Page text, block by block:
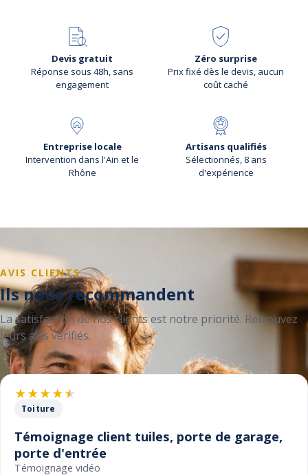
Devis gratuit
Réponse sous 48h, sans
engagement
Zéro surprise
Prix fixé dès le devis, aucun
coût caché
Entreprise locale
Intervention dans l'Ain et le
Rhône
Artisans qualifiés
Sélectionnés, 8 ans
d'expérience
AVIS CLIENTS
Ils nous recommandent
La satisfaction de nos clients est notre priorité. Retrouvez
leurs avis vérifiés.
★★★★★
Toiture
Témoignage client tuiles, porte de garage,
porte d'entrée
Témoignage vidéo